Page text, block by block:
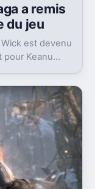
a remis
du jeu
est devenu
pour Keanu